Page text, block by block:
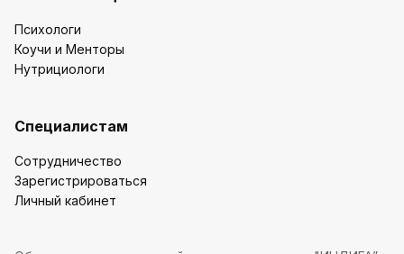
Психологи
Коучи и Менторы
Нутрициологи
Специалистам
Сотрудничество
Зарегистрироваться
Личный кабинет